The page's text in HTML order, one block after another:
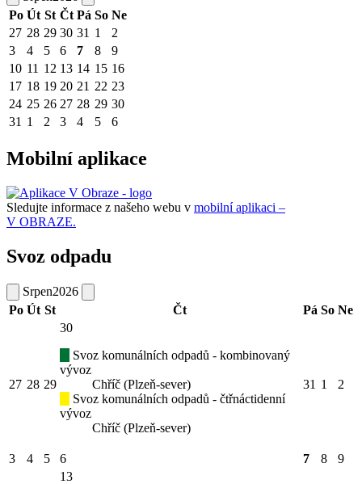
Po Út St Čt Pá So Ne
27 28 29 30 31 1
2
3
4 5 6 7 8
9
10 11 12 13 14 15 16
17 18 19 20 21 22 23
24 25 26 27 28 29 30
31 1 2 3 4 5 6
Mobilní aplikace
Sledujte informace z našeho webu v mobilní aplikaci –
V OBRAZE.
Svoz odpadu
Srpen2026
Po Út St Čt Pá So Ne
27 28 29
30
Svoz komunálních odpadů - kombinovaný
vývoz
Chříč (Plzeň-sever)
Svoz komunálních odpadů - čtřnáctidenní
vývoz
Chříč (Plzeň-sever)
31 1 2
3 4 5 6 7 8 9
13